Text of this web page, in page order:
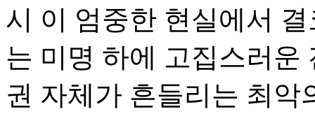
시 이 엄중한 현실에서
는 미명 하에 고집스러운
권 자체가 흔들리는 최악